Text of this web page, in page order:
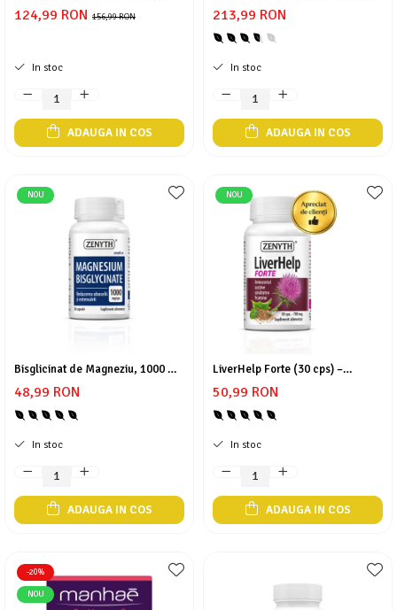
entru susținerea microbiomului și
156,99 RON
124,99 RON
In stoc
ADAUGA IN COS
ALIMENTARE
213,99 RON
In stoc
ADAUGA IN COS
NOU
Bisglicinat de Magneziu, 1000 mg
Somn Odihnitor și Sănătate
Musculară
48,99 RON
In stoc
ADAUGA IN COS
NOU
LiverHelp Forte (30 cps) –
Detoxifiere și Protecție
Antioxidantă
50,99 RON
In stoc
ADAUGA IN COS
-20%
NOU